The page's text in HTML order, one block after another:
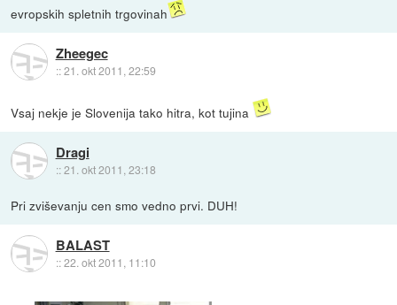
evropskih spletnih trgovinah
Zheegec
::21. okt 2011, 22:59
Vsaj nekje je Slovenija tako hitra, kot tujina
Dragi
::21. okt 2011, 23:18
Pri zviševanju cen smo vedno prvi. DUH!
BALAST
::22. okt 2011, 11:10